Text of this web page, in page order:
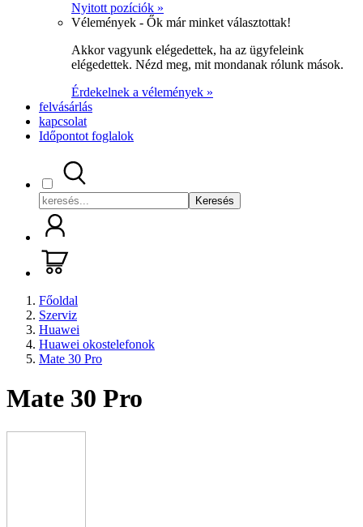
Nyitott pozíciók »
Vélemények - Ők már minket választottak!
Akkor vagyunk elégedettek, ha az ügyfeleink
elégedettek. Nézd meg, mit mondanak rólunk mások.
Érdekelnek a vélemények »
felvásárlás
kapcsolat
Időpontot foglalok
Keresés
Főoldal
Szerviz
Huawei
Huawei okostelefonok
Mate 30 Pro
Mate 30 Pro